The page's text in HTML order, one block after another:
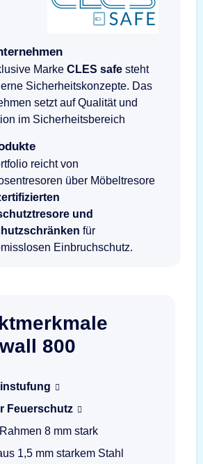
Marke CLES safe steht
Sicherheitskonzepte. Das
setzt auf Qualität und
im Sicherheitsbereich
reicht von
über Möbeltresore
und
für
Einbruchschutz.
800
Feuerschutz
8 mm stark
1,5 mm starkem Stahl